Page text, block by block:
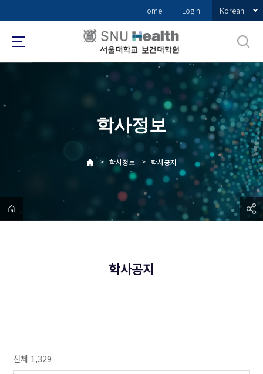
로
메
Home Login Korean
학사정보
> 학사정보 > 학사공지
학사공지
전체 1,329